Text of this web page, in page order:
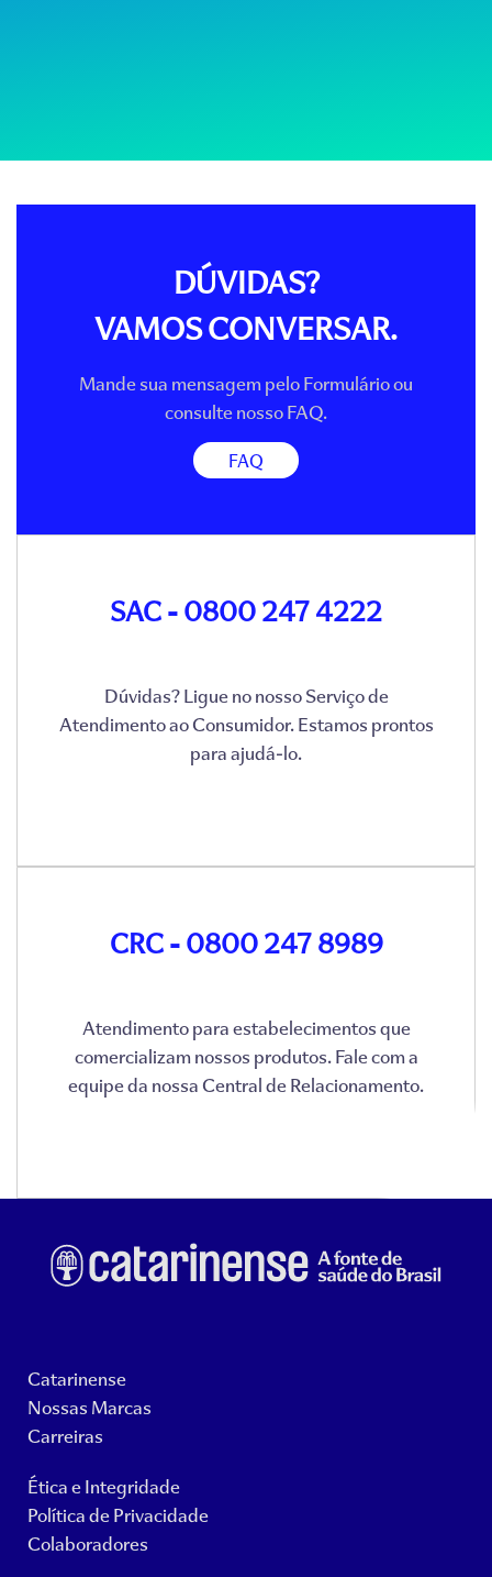
DÚVIDAS?
VAMOS CONVERSAR.
Mande sua mensagem pelo Formulário ou
consulte nosso FAQ.
FAQ
SAC - 0800 247 4222
Dúvidas? Ligue no nosso Serviço de
Atendimento ao Consumidor. Estamos prontos
para ajudá-lo.
CRC - 0800 247 8989
Atendimento para estabelecimentos que
comercializam nossos produtos. Fale com a
equipe da nossa Central de Relacionamento.
Catarinense
Nossas Marcas
Carreiras
Ética e Integridade
Política de Privacidade
Colaboradores